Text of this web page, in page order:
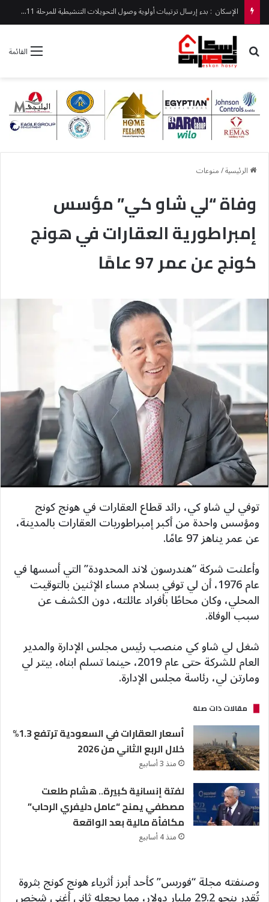
القائمة بحث عن
الرئيسية/منوعات
وفاة “لي شاو كي” مؤسس
إمبراطورية العقارات في هونج
كونج عن عمر 97 عامًا
توفي لي شاو كي، رائد قطاع العقارات في هونج كونج
ومؤسس واحدة من أكبر إمبراطوريات العقارات بالمدينة،
عن عمر يناهز 97 عامًا.
وأعلنت شركة “هندرسون لاند المحدودة” التي أسسها في
عام 1976، أن لي توفي بسلام مساء الإثنين بالتوقيت
المحلي، وكان محاطًا بأفراد عائلته، دون الكشف عن
سبب الوفاة.
شغل لي شاو كي منصب رئيس مجلس الإدارة والمدير
العام للشركة حتى عام 2019، حينما تسلم ابناه، بيتر لي
ومارتن لي، رئاسة مجلس الإدارة.
مقالات ذات صلة
أسعار العقارات في السعودية ترتفع 1.3%
خلال الربع الثاني من 2026
منذ 3 أسابيع
لفتة إنسانية كبيرة.. هشام طلعت
مصطفي يمنح “عامل دليفري الرحاب”
مكافأة مالية بعد الواقعة
منذ 4 أسابيع
وصنفته مجلة “فوربس” كأحد أبرز أثرياء هونج كونج بثروة